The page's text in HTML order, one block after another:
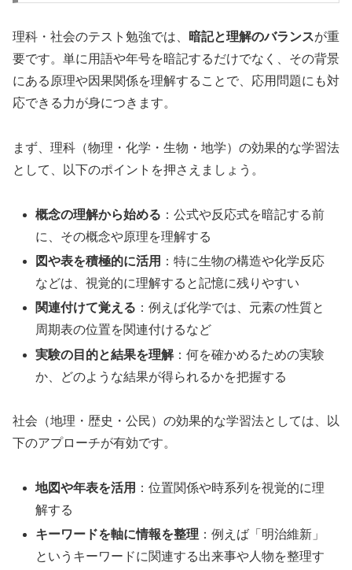
理科・社会のテスト勉強では、 暗記と理解のバランスが重
要です。単に用語や年号を暗記するだけでなく、その背景
にある原理や因果関係を理解することで、応用問題にも対
応できる力が身につきます。
まず、理科（物理・化学・生物・地学）の効果的な学習法
として、以下のポイントを押さえましょう。
概念の理解から始める ：公式や反応式を暗記する前
に、その概念や原理を理解する
図や表を積極的に活用 ：特に生物の構造や化学反応
などは、視覚的に理解すると記憶に残りやすい
関連付けて覚える ：例えば化学では、元素の性質と
周期表の位置を関連付けるなど
実験の目的と結果を理解：何を確かめるための実験
か、どのような結果が得られるかを把握する
社会（地理・歴史・公民）の効果的な学習法としては、以
下のアプローチが有効です。
地図や年表を活用 ：位置関係や時系列を視覚的に理
解する
キーワードを軸に情報を整理 ：例えば「明治維新」
というキーワードに関連する出来事や人物を整理す